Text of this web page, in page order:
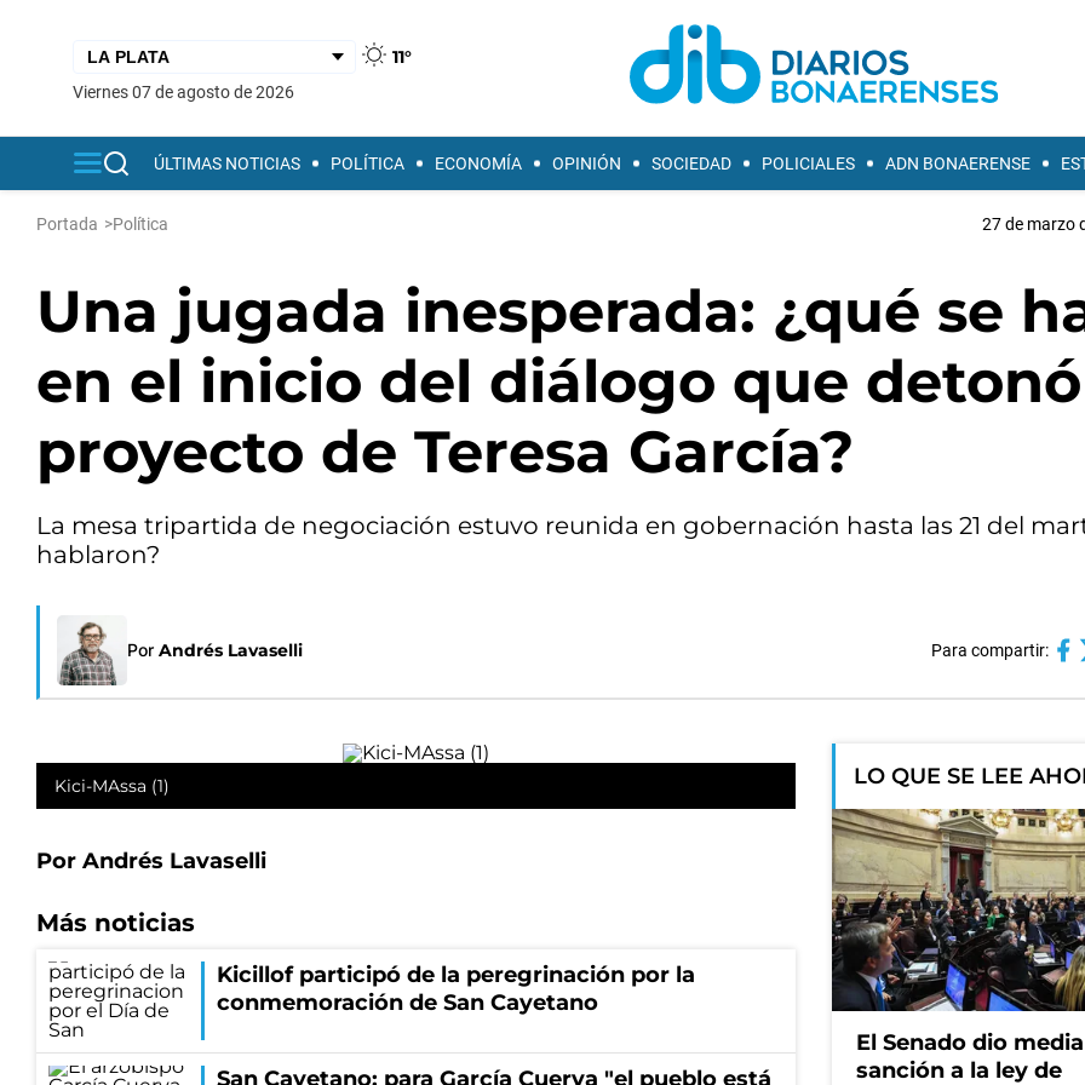
11°
viernes 07 de agosto de 2026
ÚLTIMAS NOTICIAS POLÍTICA ECONOMÍA OPINIÓN SOCIEDAD POLICIALES ADN BONAERENSE
Portada >Política 27 de marzo
Una jugada inesperada: ¿qué se
en el inicio del diálogo que
proyecto de Teresa García?
La mesa tripartida de negociación estuvo reunida en gobernación hasta las 21 del
hablaron?
Por Andrés Lavaselli Para compartir:
Kici-MAssa (1)
Por Andrés Lavaselli
Más noticias
Kicillof participó de la peregrinación por la
conmemoración de San Cayetano
San Cayetano: para García Cuerva "el pueblo está
LO QUE SE LEE
El Senado dio media
sanción a la ley de